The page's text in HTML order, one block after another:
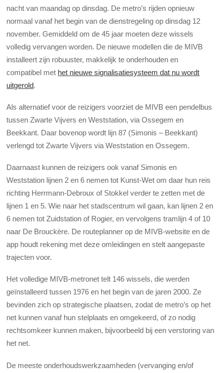
nacht van maandag op dinsdag. De metro’s rijden opnieuw
normaal vanaf het begin van de dienstregeling op dinsdag 12
november. Gemiddeld om de 45 jaar moeten deze wissels
volledig vervangen worden. De nieuwe modellen die de MIVB
installeert zijn robuuster, makkelijk te onderhouden en
compatibel met het nieuwe signalisatiesysteem dat nu wordt
uitgerold.
Als alternatief voor de reizigers voorziet de MIVB een pendelbus
tussen Zwarte Vijvers en Weststation, via Ossegem en
Beekkant. Daar bovenop wordt lijn 87 (Simonis – Beekkant)
verlengd tot Zwarte Vijvers via Weststation en Ossegem.
Daarnaast kunnen de reizigers ook vanaf Simonis en
Weststation lijnen 2 en 6 nemen tot Kunst-Wet om daar hun reis
richting Herrmann-Debroux of Stokkel verder te zetten met de
lijnen 1 en 5. Wie naar het stadscentrum wil gaan, kan lijnen 2 en
6 nemen tot Zuidstation of Rogier, en vervolgens tramlijn 4 of 10
naar De Brouckère. De routeplanner op de MIVB-website en de
app houdt rekening met deze omleidingen en stelt aangepaste
trajecten voor.
Het volledige MIVB-metronet telt 146 wissels, die werden
geïnstalleerd tussen 1976 en het begin van de jaren 2000. Ze
bevinden zich op strategische plaatsen, zodat de metro’s op het
net kunnen vanaf hun stelplaats en omgekeerd, of zo nodig
rechtsomkeer kunnen maken, bijvoorbeeld bij een verstoring van
het net.
De meeste onderhoudswerkzaamheden (vervanging en/of